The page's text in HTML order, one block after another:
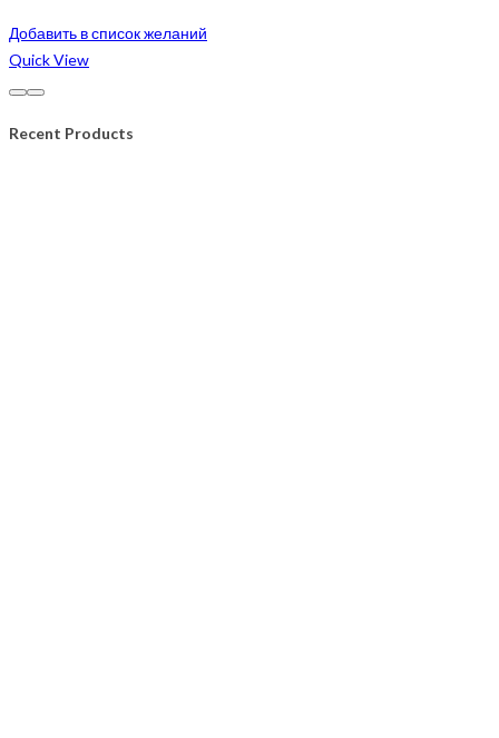
Добавить в список желаний
Quick View
Recent Products